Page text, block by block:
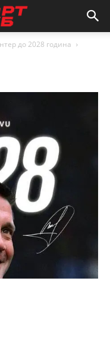
до 2028 година